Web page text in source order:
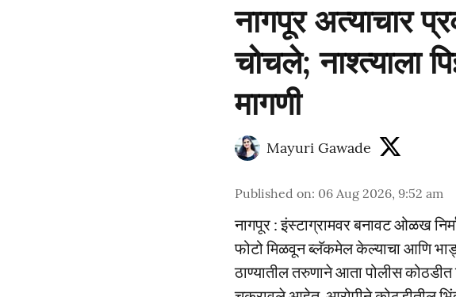
नागपूर अत्याचार
चोचले; नाश्त्याला
मागणी
Mayuri Gawade
Published on: 06 Aug 2026, 9:52 am
नागपूर : इंस्टाग्रामवर बनावट ओळख
फोटो मिळवून ब्लॅकमेल केल्याचा आणि
ठाण्यातील तरुणाने आता पोलीस